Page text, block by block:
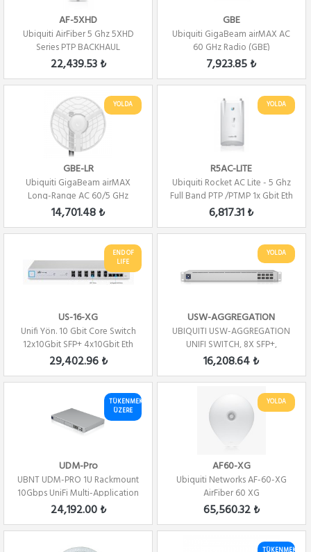
AF-5XHD
Ubiquiti AirFiber 5 Ghz 5XHD
Series PTP BACKHAUL
22,439.53 ₺
GBE
Ubiquiti GigaBeam airMAX AC
60 GHz Radio (GBE)
7,923.85 ₺
YOLDA
GBE-LR
Ubiquiti GigaBeam airMAX
Long-Range AC 60/5 GHz
Radio (GBE-LR)
14,701.48 ₺
YOLDA
R5AC-LITE
Ubiquiti Rocket AC Lite - 5 Ghz
Full Band PTP /PTMP 1x Gbit Eth
6,817.31 ₺
END OF
LIFE
US-16-XG
Unifi Yön. 10 Gbit Core Switch
12x10Gbit SFP+ 4x10Gbit Eth
29,402.96 ₺
YOLDA
USW-AGGREGATION
UBIQUITI USW-AGGREGATION
UNIFI SWITCH, 8X SFP+,
SWITCHING CAPACITY...
16,208.64 ₺
TÜKENMEK
ÜZERE
UDM-Pro
UBNT UDM-PRO 1U Rackmount
10Gbps UniFi Multi-Application
System
24,192.00 ₺
YOLDA
AF60-XG
Ubiquiti Networks AF-60-XG
AirFiber 60 XG
65,560.32 ₺